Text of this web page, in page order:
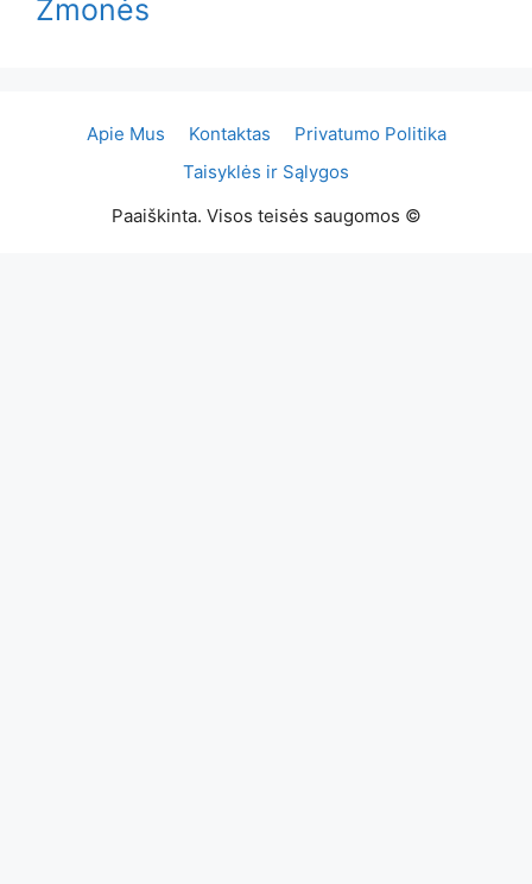
Žmonės
Apie Mus Kontaktas
Privatumo Politika
Taisyklės ir Sąlygos
Paaiškinta. Visos teisės saugomos ©